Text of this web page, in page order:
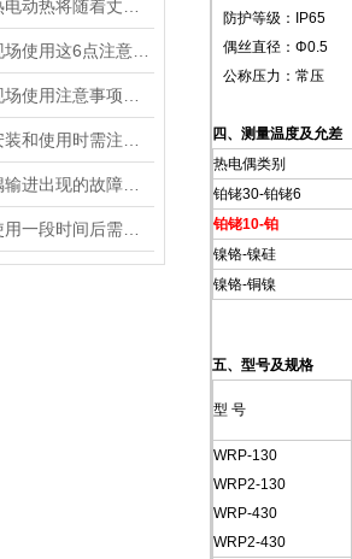
防护等级：IP65
偶丝直径：Φ0.5
公称压力：常压
四、测量温度及允差
热电偶类别
铂铑30-铂铑6
铂铑10-铂
镍铬-镍硅
镍铬-铜镍
五、型号及规格
型 号
WRP-130
WRP2-130
WRP-430
WRP2-430